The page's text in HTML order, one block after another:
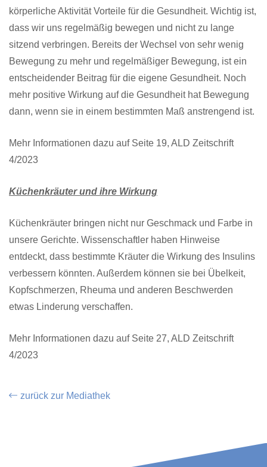
körperliche Aktivität Vorteile für die Gesundheit. Wichtig ist,
dass wir uns regelmäßig bewegen und nicht zu lange
sitzend verbringen. Bereits der Wechsel von sehr wenig
Bewegung zu mehr und regelmäßiger Bewegung, ist ein
entscheidender Beitrag für die eigene Gesundheit. Noch
mehr positive Wirkung auf die Gesundheit hat Bewegung
dann, wenn sie in einem bestimmten Maß anstrengend ist.
Mehr Informationen dazu auf Seite 19, ALD Zeitschrift
4/2023
Küchenkräuter und ihre Wirkung
Küchenkräuter bringen nicht nur Geschmack und Farbe in
unsere Gerichte. Wissenschaftler haben Hinweise
entdeckt, dass bestimmte Kräuter die Wirkung des Insulins
verbessern könnten. Außerdem können sie bei Übelkeit,
Kopfschmerzen, Rheuma und anderen Beschwerden
etwas Linderung verschaffen.
Mehr Informationen dazu auf Seite 27, ALD Zeitschrift
4/2023
zurück zur Mediathek